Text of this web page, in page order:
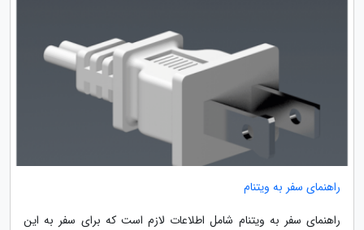
راهنمای سفر به ویتنام
راهنمای سفر به ویتنام شامل اطلاعات لازم است که برای سفر به این